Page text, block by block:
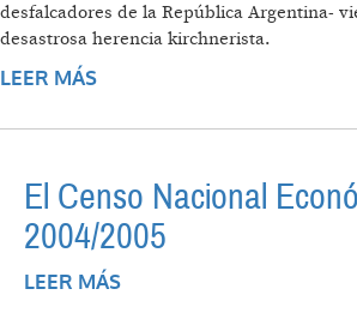
desfalcadores de la República Argentina-
desastrosa herencia kirchnerista.
LEER MÁS
El Censo Nacional
2004/2005
LEER MÁS